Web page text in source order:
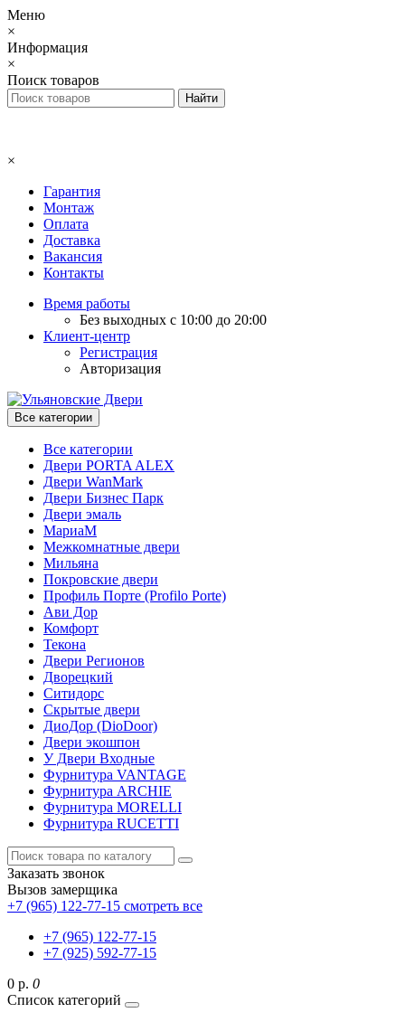
Меню
×
Информация
×
Поиск товаров
×
Гарантия
Монтаж
Оплата
Доставка
Вакансия
Контакты
Время работы
Без выходных с 10:00 до 20:00
Клиент-центр
Регистрация
Авторизация
Все категории
Все категории
Двери PORTA ALEX
Двери WanMark
Двери Бизнес Парк
Двери эмаль
МариаМ
Межкомнатные двери
Мильяна
Покровские двери
Профиль Порте (Profilo Porte)
Ави Дор
Комфорт
Текона
Двери Регионов
Дворецкий
Ситидорс
Скрытые двери
ДиоДор (DioDoor)
Двери экошпон
У Двери Входные
Фурнитура VANTAGE
Фурнитура ARCHIE
Фурнитура MORELLI
Фурнитура RUCETTI
Заказать звонок
Вызов замерщика
+7 (965) 122-77-15 смотреть все
+7 (965) 122-77-15
+7 (925) 592-77-15
0 р. 0
Список категорий